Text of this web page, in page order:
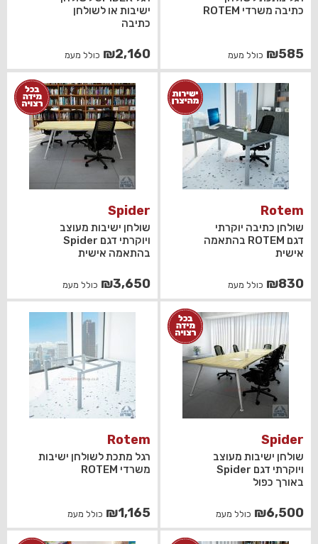
כתיבה משרדי ROTEM
₪585 כולל מעמ
ישיבות או לשולחן
כתיבה
₪2,160 כולל מעמ
Rotem
שולחן כתיבה יוקרתי
דגם ROTEM בהתאמה
אישית
₪830 כולל מעמ
Spider
שולחן ישיבות מעוצב
ויוקרתי דגם Spider
בהתאמה אישית
₪3,650 כולל מעמ
Spider
שולחן ישיבות מעוצב
ויוקרתי דגם Spider
באורך כפול
₪6,500 כולל מעמ
Rotem
רגל מתכת לשולחן ישיבות
משרדי ROTEM
₪1,165 כולל מעמ